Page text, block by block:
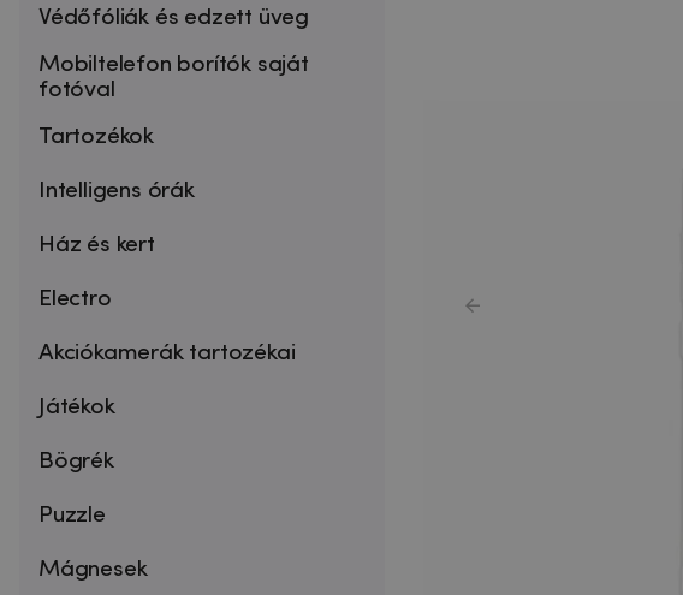
Védőfóliák és edzett üveg
Mobiltelefon borítók saját
fotóval
Tartozékok
Intelligens órák
Ház és kert
Electro
Akciókamerák tartozékai
Játékok
Bögrék
Puzzle
Mágnesek